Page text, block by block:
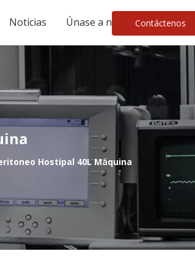
Noticias Únase a nosotrosContáctenos
Hostipal 40L Máquina